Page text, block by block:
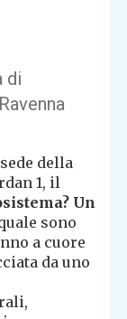
di
della
1, il
Un
sono
a cuore
da uno